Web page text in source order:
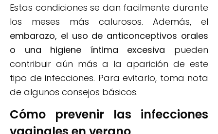
Estas condiciones se dan facilmente durante
los meses más calurosos. Además, el
embarazo, el uso de anticonceptivos orales
o una higiene íntima excesiva pueden
contribuir aún más a la aparición de este
tipo de infecciones. Para evitarlo, toma nota
de algunos consejos básicos.
Cómo prevenir las infecciones